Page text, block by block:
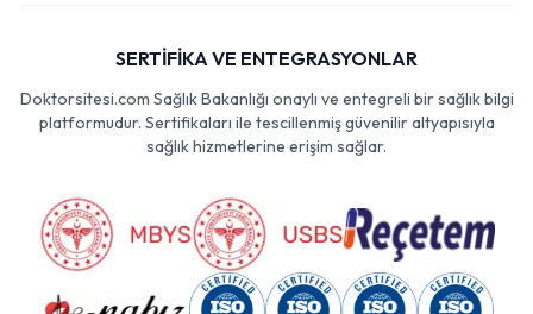
SERTİFİKA VE ENTEGRASYONLAR
Doktorsitesi.com Sağlık Bakanlığı onaylı ve entegreli bir sağlık bilgi
platformudur. Sertifikaları ile tescillenmiş güvenilir altyapısıyla
sağlık hizmetlerine erişim sağlar.